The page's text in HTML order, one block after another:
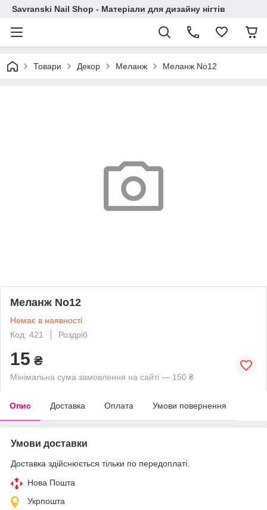
Savranski Nail Shop - Матеріали для дизайну нігтів
Товари Декор Меланж Меланж No12
Меланж No12
Немає в наявності
Код: 421
Роздріб
15 ₴
Мінімальна сума замовлення на сайті — 150 ₴
Опис Доставка Оплата Умови повернення
Умови доставки
Доставка здійснюється тільки по передоплаті.
Нова Пошта
Укрпошта